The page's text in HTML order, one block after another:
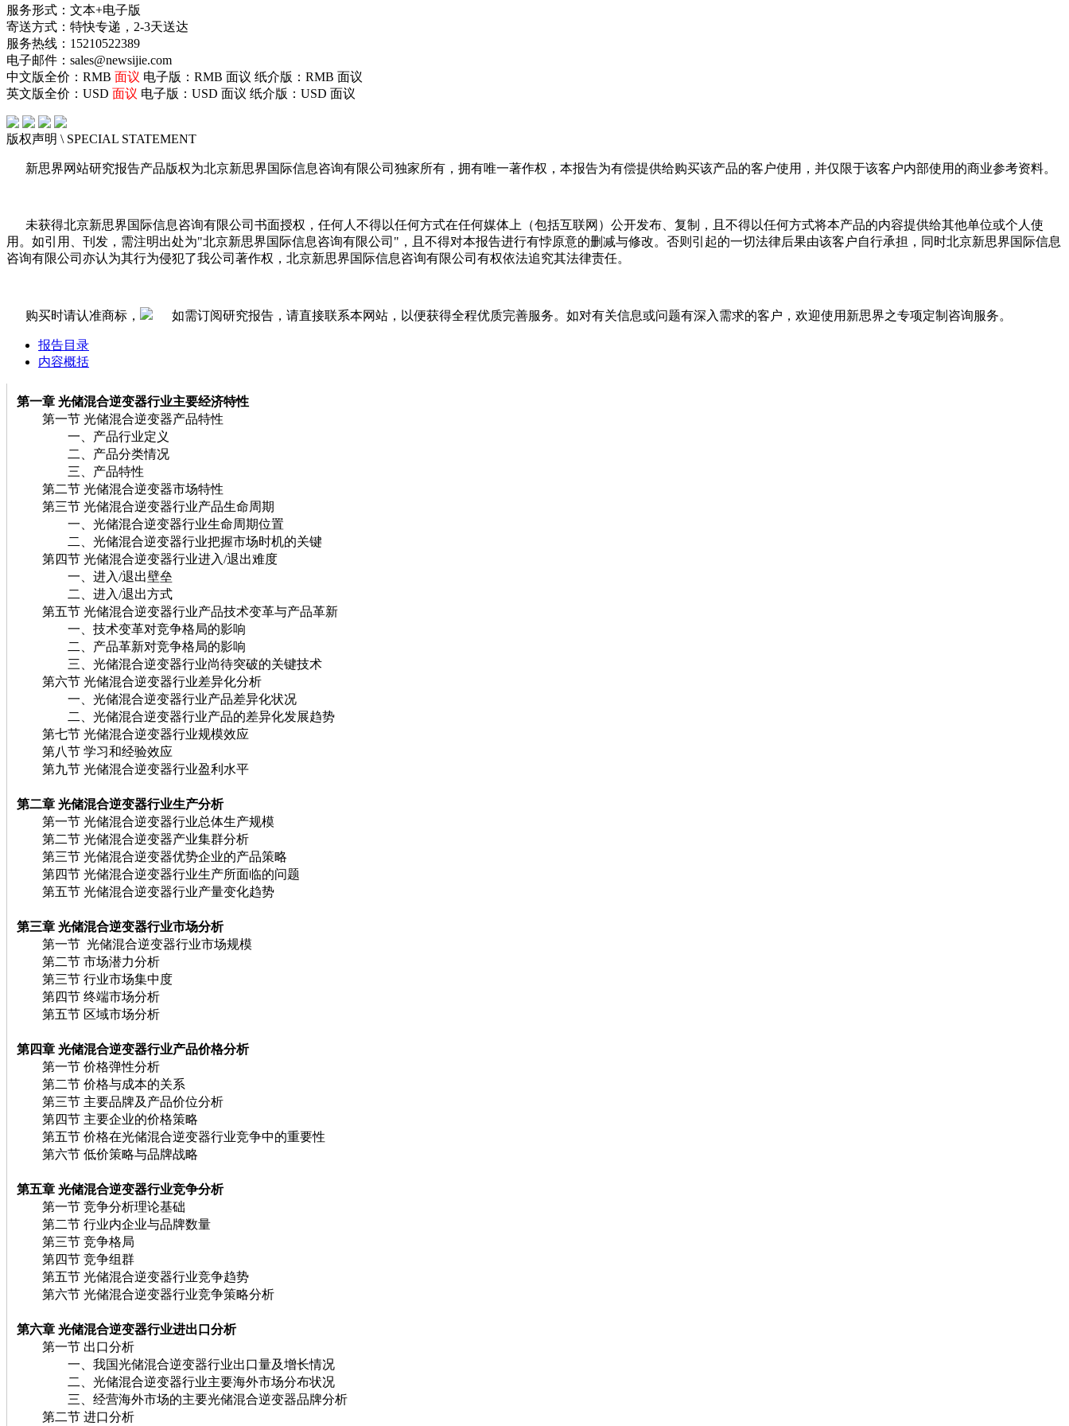
服务形式：文本+电子版
寄送方式：特快专递，2-3天送达
服务热线：15210522389
电子邮件：sales@newsijie.com
中文版全价：RMB 面议 电子版：RMB 面议 纸介版：RMB 面议
英文版全价：USD 面议 电子版：USD 面议 纸介版：USD 面议
版权声明 \ SPECIAL STATEMENT
新思界网站研究报告产品版权为北京新思界国际信息咨询有限公司独家所有，拥有唯一著作权，本报告为有偿提供给购买该产品的客户使用，并仅限于该客户内部使用的商业参考资料。
未获得北京新思界国际信息咨询有限公司书面授权，任何人不得以任何方式在任何媒体上（包括互联网）公开发布、复制，且不得以任何方式将本产品的内容提供给其他单位或个人使
用。如引用、刊发，需注明出处为"北京新思界国际信息咨询有限公司"，且不得对本报告进行有悖原意的删减与修改。否则引起的一切法律后果由该客户自行承担，同时北京新思界国际信息
咨询有限公司亦认为其行为侵犯了我公司著作权，北京新思界国际信息咨询有限公司有权依法追究其法律责任。
购买时请认准商标， 如需订阅研究报告，请直接联系本网站，以便获得全程优质完善服务。如对有关信息或问题有深入需求的客户，欢迎使用新思界之专项定制咨询服务。
报告目录
内容概括
第一章 光储混合逆变器行业主要经济特性
第一节 光储混合逆变器产品特性
一、产品行业定义
二、产品分类情况
三、产品特性
第二节 光储混合逆变器市场特性
第三节 光储混合逆变器行业产品生命周期
一、光储混合逆变器行业生命周期位置
二、光储混合逆变器行业把握市场时机的关键
第四节 光储混合逆变器行业进入/退出难度
一、进入/退出壁垒
二、进入/退出方式
第五节 光储混合逆变器行业产品技术变革与产品革新
一、技术变革对竞争格局的影响
二、产品革新对竞争格局的影响
三、光储混合逆变器行业尚待突破的关键技术
第六节 光储混合逆变器行业差异化分析
一、光储混合逆变器行业产品差异化状况
二、光储混合逆变器行业产品的差异化发展趋势
第七节 光储混合逆变器行业规模效应
第八节 学习和经验效应
第九节 光储混合逆变器行业盈利水平
第二章 光储混合逆变器行业生产分析
第一节 光储混合逆变器行业总体生产规模
第二节 光储混合逆变器产业集群分析
第三节 光储混合逆变器优势企业的产品策略
第四节 光储混合逆变器行业生产所面临的问题
第五节 光储混合逆变器行业产量变化趋势
第三章 光储混合逆变器行业市场分析
第一节 光储混合逆变器行业市场规模
第二节 市场潜力分析
第三节 行业市场集中度
第四节 终端市场分析
第五节 区域市场分析
第四章 光储混合逆变器行业产品价格分析
第一节 价格弹性分析
第二节 价格与成本的关系
第三节 主要品牌及产品价位分析
第四节 主要企业的价格策略
第五节 价格在光储混合逆变器行业竞争中的重要性
第六节 低价策略与品牌战略
第五章 光储混合逆变器行业竞争分析
第一节 竞争分析理论基础
第二节 行业内企业与品牌数量
第三节 竞争格局
第四节 竞争组群
第五节 光储混合逆变器行业竞争趋势
第六节 光储混合逆变器行业竞争策略分析
第六章 光储混合逆变器行业进出口分析
第一节 出口分析
一、我国光储混合逆变器行业出口量及增长情况
二、光储混合逆变器行业主要海外市场分布状况
三、经营海外市场的主要光储混合逆变器品牌分析
第二节 进口分析